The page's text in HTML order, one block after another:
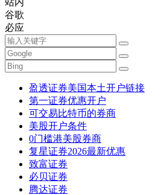
站内
谷歌
必应
盈透证券美国本土开户链接
第一证券优惠开户
可交易比特币的券商
美股开户条件
0门槛港美股券商
复星证券2026最新优惠
致富证券
必贝证券
腾达证券